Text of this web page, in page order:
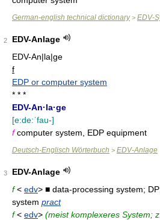
German-english technical dictionary> EDV-
2
EDV-Anlage
EDV-An|la|ge
f
EDP or computer system
* * *
EDV-An·la·ge
[e:de:ˈfau-]
fcomputer system, EDP equipment
Deutsch-Englisch Wörterbuch > EDV-Anlage
3
EDV-Anlage
f< edv> ■ data-processing system;
system pract
f< edv> (meist komplexeres System;